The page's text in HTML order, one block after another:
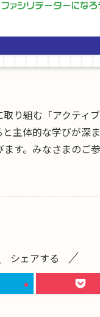
り組む「アクティ
主体的な学びが深
す。みなさまのご
シェアする